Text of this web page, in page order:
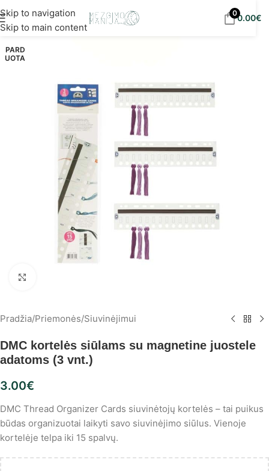
Skip to navigation
Skip to main content
eur!
00.00€
PARD
UOTA
Pradžia/Priemonės/Siuvinėjimui
DMC kortelės siūlams su magnetine juostele
adatoms (3 vnt.)
3.00€
DMC Thread Organizer Cards siuvinėtojų kortelės – tai puikus
būdas organizuotai laikyti savo siuvinėjimo siūlus. Vienoje
kortelėje telpa iki 15 spalvų.